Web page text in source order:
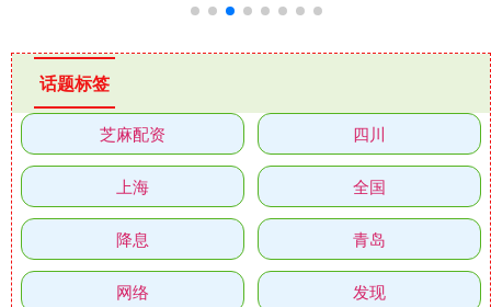
话题标签
芝麻配资 四川
上海 全国
降息 青岛
网络 发现